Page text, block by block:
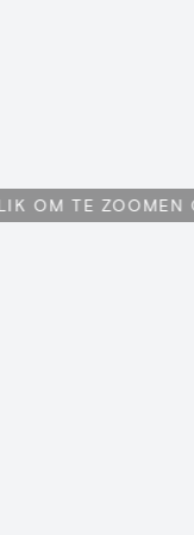
OM TE ZOOMEN